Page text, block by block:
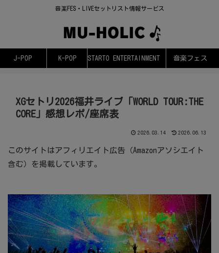
音楽FES・LIVEセットリスト情報サービス
J-POP K-POP STARTO ENTERTAINMENT 音楽フェス
XGセトリ2026福井ライブ「WORLD TOUR:THE
CORE」感想レポ/座席表
2026.03.14 2026.06.13
このサイトはアフィリエイト広告（Amazonアソシエイト
含む）を掲載しています。